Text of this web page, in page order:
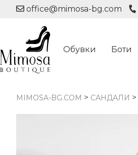
office@mimosa-bg.com
Обувки Боти
MIMOSA-BG.COM > САНДАЛИ >